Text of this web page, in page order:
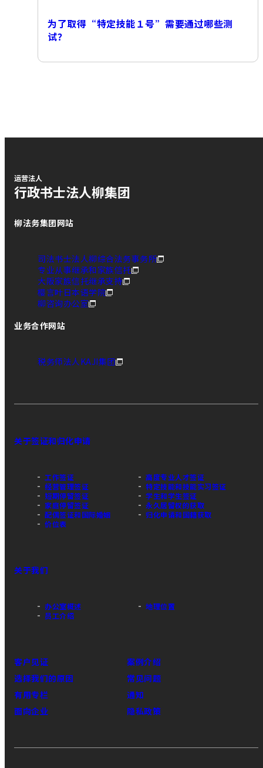
为了取得“特定技能１号”需要通过哪些测
试？
运营法人
行政书士法人柳集团
柳法务集团网站
司法书士法人柳综合法务事务所
专业从事继承和家族信托
大阪家族信托继承支持
樱言叶日本语学院
柳咨询办公室
业务合作网站
税务师法人KAJI集团
关于签证和归化申请
工作签证
高度专业人才签证
经营管理签证
特定技能和技能实习签证
短期停留签证
学生和学生签证
家庭停留签证
永久居留权的获取
配偶签证和国际婚姻
归化申请和国籍获取
价位表
关于我们
办公室概述
地理位置
员工介绍
客户见证
案例介绍
选择我们的原因
常见问题
有用专栏
通知
面向企业
隐私政策